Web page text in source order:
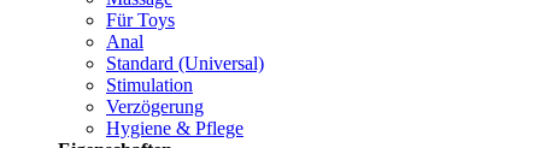
Für Toys
Anal
Standard (Universal)
Stimulation
Verzögerung
Hygiene & Pflege